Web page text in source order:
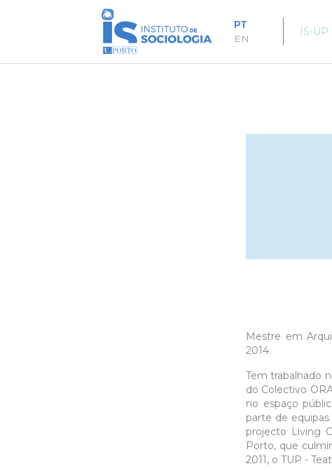
principal
PT
EN
IS-UP
Mestre em
2014.
Tem trabalhado
do Colectivo
no espaço
parte de
projecto Living
Porto, que
2011, o TUP -